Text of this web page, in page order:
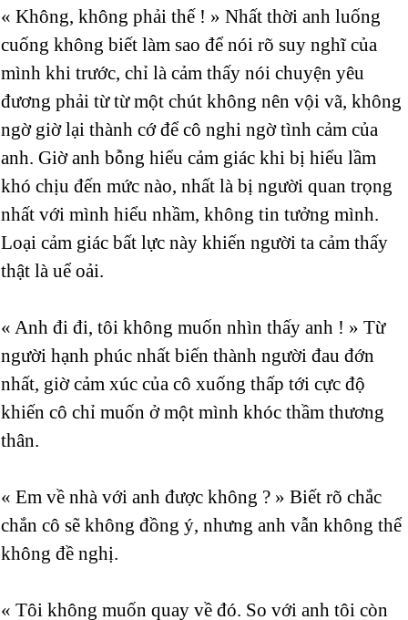
« Không, không phải thế ! » Nhất thời anh luống
cuống không biết làm sao để nói rõ suy nghĩ của
mình khi trước, chỉ là cảm thấy nói chuyện yêu
đương phải từ từ một chút không nên vội vã, không
ngờ giờ lại thành cớ để cô nghi ngờ tình cảm của
anh. Giờ anh bỗng hiểu cảm giác khi bị hiểu lầm
khó chịu đến mức nào, nhất là bị người quan trọng
nhất với mình hiểu nhầm, không tin tưởng mình.
Loại cảm giác bất lực này khiến người ta cảm thấy
thật là uể oải.
« Anh đi đi, tôi không muốn nhìn thấy anh ! » Từ
người hạnh phúc nhất biến thành người đau đớn
nhất, giờ cảm xúc của cô xuống thấp tới cực độ
khiến cô chỉ muốn ở một mình khóc thầm thương
thân.
« Em về nhà với anh được không ? » Biết rõ chắc
chắn cô sẽ không đồng ý, nhưng anh vẫn không thể
không đề nghị.
« Tôi không muốn quay về đó. So với anh tôi còn